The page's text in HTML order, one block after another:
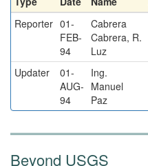
Reporter 01-
FEB-
94
Cabrera
Cabrera, R.
Luz
Updater
01-
AUG-
94
Ing.
Manuel
Paz
Beyond USGS